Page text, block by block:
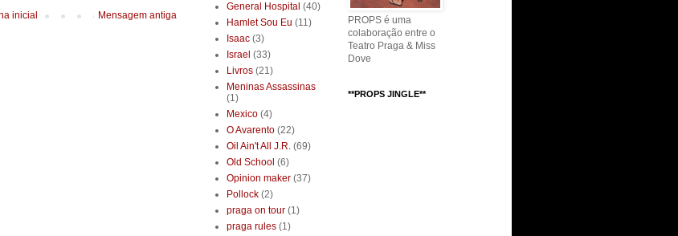
Mensagem antiga
inicial
General Hospital (40)
Hamlet Sou Eu (11)
Isaac (3)
Israel (33)
Livros (21)
Meninas Assassinas
(1)
Mexico (4)
O Avarento (22)
Oil Ain't All J.R. (69)
Old School (6)
Opinion maker (37)
Pollock (2)
praga on tour (1)
praga rules (1)
PROPS é uma
colaboração entre o
Teatro Praga & Miss
Dove
**PROPS JINGLE**